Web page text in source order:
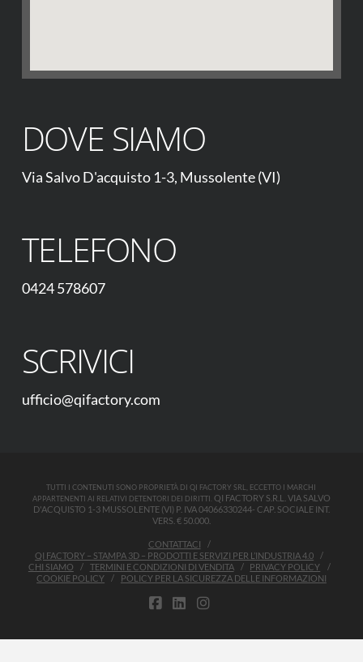
DOVE SIAMO
Via Salvo D'acquisto 1-3, Mussolente (VI)
TELEFONO
0424 578607
SCRIVICI
ufficio@qifactory.com
TUTTI I CONTENUTI SONO PROPRIETÀ DI QI FACTORY SRL, ECCETTO I MARCHI
APPARTENENTI AI RELATIVI DETENTORI DEI DIRITTI. QI FACTORY S.R.L. VIA SALVO
D'ACQUISTO 1-3 MUSSOLENTE (VI) P. IVA 04066330244- CAP. SOCIALE INT.
VERS. € 50.000.
CONTATTACI
QI FACTORY – STAMPA 3D – PRODOTTI E SERVIZI PER L’INDUSTRIA 4.0
CHI SIAMO
TERMINI E CONDIZIONI DI VENDITA
PRIVACY POLICY
COOKIE POLICY
POLICY PER LA SICUREZZA DELLE INFORMAZIONI